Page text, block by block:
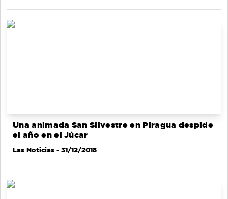
Una animada San Silvestre en Piragua despide
el año en el Júcar
Las Noticias - 31/12/2018